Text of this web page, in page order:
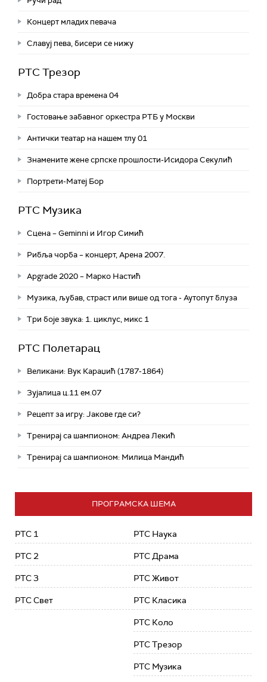
Концерт младих певача
Славуј пева, бисери се нижу
РТС Трезор
Добра стара времена 04
Гостовање забавног оркестра РТБ у Москви
Антички театар на нашем тлу 01
Знамените жене српске прошлости-Исидора Секулић
Портрети-Матеј Бор
РТС Музика
Сцена – Geminni и Игор Симић
Рибља чорба – концерт, Арена 2007.
Apgrade 2020 – Марко Настић
Музика, љубав, страст или више од тога - Аутопут блуза
Три боје звука: 1. циклус, микс 1
РТС Полетарац
Великани: Вук Караџић (1787-1864)
Зујалица ц.11 ем.07
Рецепт за игру: Јакове где си?
Тренирај са шампионом: Андреа Лекић
Тренирај са шампионом: Милица Мандић
ПРОГРАМСКА ШЕМА
РТС 1
РТС 2
РТС 3
РТС Свет
РТС Наука
РТС Драма
РТС Живот
РТС Класика
РТС Коло
РТС Трезор
РТС Музика